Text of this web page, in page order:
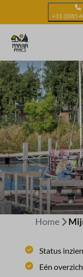
+31 (0)85
Home
Status
Eén